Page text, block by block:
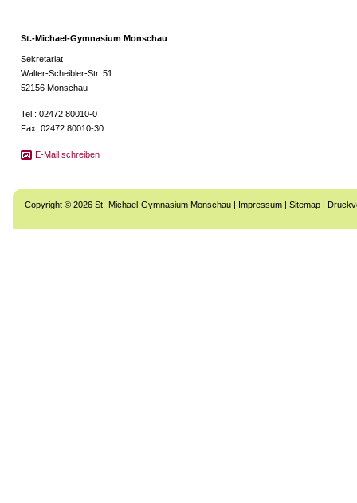
St.-Michael-Gymnasium Monschau
Sekretariat
Walter-Scheibler-Str. 51
52156 Monschau
Tel.: 02472 80010-0
Fax: 02472 80010-30
E-Mail schreiben
Copyright © 2026 St.-Michael-Gymnasium Monschau | Impressum | Sitemap |